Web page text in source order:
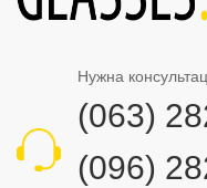
Нужна
(063)
(096)